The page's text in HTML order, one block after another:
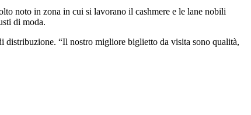
noto in zona in cui si lavorano il cashmere e le lane nobili
di moda.
distribuzione. “Il nostro migliore biglietto da visita sono qualità,